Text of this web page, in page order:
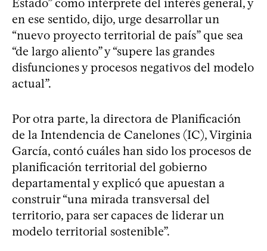
en ese sentido, dijo, urge desarrollar un
“nuevo proyecto territorial de país” que sea
“de largo aliento” y “supere las grandes
disfunciones y procesos negativos del modelo
actual”.
Por otra parte, la directora de Planificación
de la Intendencia de Canelones (IC), Virginia
García, contó cuáles han sido los procesos de
planificación territorial del gobierno
departamental y explicó que apuestan a
construir “una mirada transversal del
territorio, para ser capaces de liderar un
modelo territorial sostenible”.